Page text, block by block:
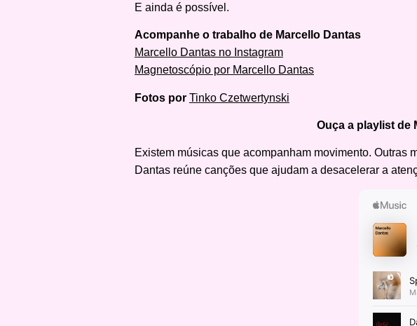
E ainda é possível.
Acompanhe o trabalho de Marcello Dantas
Marcello Dantas no Instagram
Magnetoscópio por Marcello Dantas
Fotos por Tinko Czetwertynski
Ouça a playlist de
Existem músicas que acompanham movimento. Outras
Dantas reúne canções que ajudam a desacelerar a